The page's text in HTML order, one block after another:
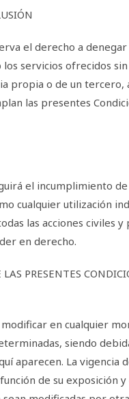
el derecho a
servicios ofrecidos
propia o de un tercero,
las presentes
el incumplimiento
cualquier utilización
las acciones civiles y
en derecho.
PRESENTES
en cualquier
siendo
aparecen. La vigencia
de su exposición